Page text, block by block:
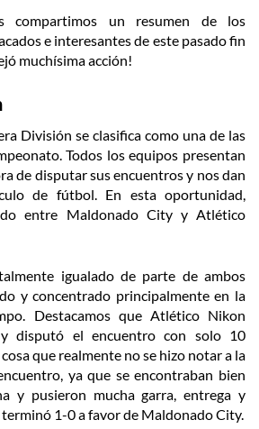
compartimos un resumen de los
e interesantes de este pasado fin
muchísima acción!
División se clasifica como una de las
Todos los equipos presentan
de disputar sus encuentros y nos dan
de fútbol. En esta oportunidad,
entre Maldonado City y Atlético
igualado de parte de ambos
y concentrado principalmente en la
Destacamos que Atlético Nikon
disputó el encuentro con solo 10
que realmente no se hizo notar a la
ya que se encontraban bien
y pusieron mucha garra, entrega y
1-0 a favor de Maldonado City.